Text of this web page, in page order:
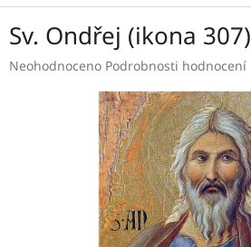
Sv. Ondřej (ikona 307)
Průměrné
Neohodnoceno Podrobnosti hodnocení